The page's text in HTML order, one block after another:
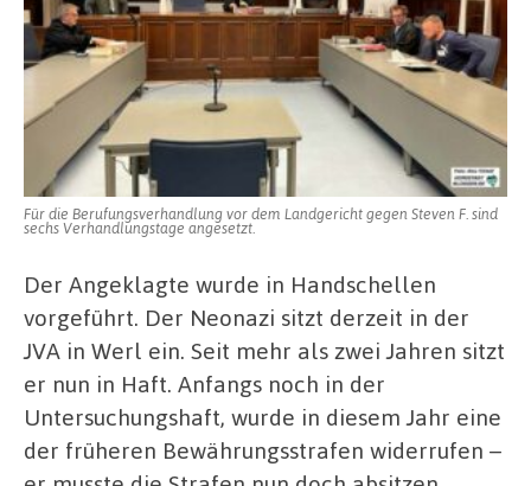
Für die Berufungsverhandlung vor dem Landgericht gegen Steven F. sind
sechs Verhandlungstage angesetzt.
Der Angeklagte wurde in Handschellen
vorgeführt. Der Neonazi sitzt derzeit in der
JVA in Werl ein. Seit mehr als zwei Jahren sitzt
er nun in Haft. Anfangs noch in der
Untersuchungshaft, wurde in diesem Jahr eine
der früheren Bewährungsstrafen widerrufen –